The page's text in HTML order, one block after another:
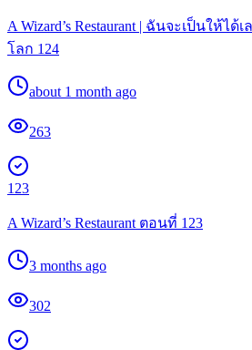
A Wizard’s Restaurant | ฉันจะเป็นให้ได้
โลก 124
about 1 month ago
263
123
A Wizard’s Restaurant ตอนที่ 123
3 months ago
302